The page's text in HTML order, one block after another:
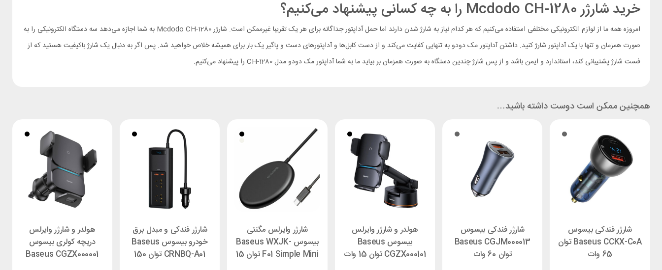
خرید شارژر Mcdodo CH-1280 را به چه کسانی پیشنهاد می‌کنیم؟
امروزه همه ما از لوازم الکترونیکی مختلفی استفاده می‌کنیم که هر کدام نیاز به شارژ شدن دارند اما حمل آداپتور جداگانه برای هر یک تقریبا غیرممکن است. شارژر Mcdodo CH-1280 به شما اجازه می‌دهد سه دستگاه الکترونیکی را به
صورت همزمان و تنها با یک آداپتور شارژ کنید. داشتن آداپتور مک دودو به تنهایی کفایت می‌کند و از دست کابل‌ها و آداپتورهای دست و پاگیر یک بار برای همیشه خلاص خواهید شد. پس اگر به دنبال یک شارژ باکیفیت هستید که از
فست شارژ پشتیبانی کند، استاندارد و ایمن باشد و از پس شارژ چندین دستگاه به صورت همزمان بر بیاید ما به شما آداپتور مک دودو مدل CH-1280 را پیشنهاد می‌کنیم.
همچنین ممکن است دوست داشته باشید…
شارژر فندکی بیسوس
Baseus CCKX-C0A توان
65 وات
شارژر فندکی بیسوس
Baseus CGJM000013
توان 60 وات
هولدر و شارژر وایرلس
بیسوس Baseus
CGZX000101 توان 15 وات
شارژر وایرلس مگنتی
بیسوس Baseus WXJK-
F01 Simple Mini توان 15
شارژر فندکی و مبدل برق
خودرو بیسوس Baseus
CRNBQ-A01 توان 150
هولدر و شارژر وایرلس
دریچه کولری بیسوس
Baseus CGZX000001